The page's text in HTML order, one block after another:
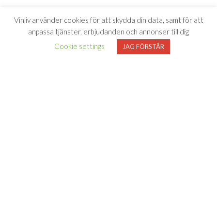
Vinliv använder cookies för att skydda din data, samt för att
anpassa tjänster, erbjudanden och annonser till dig
Cookie settings
JAG FÖRSTÅR